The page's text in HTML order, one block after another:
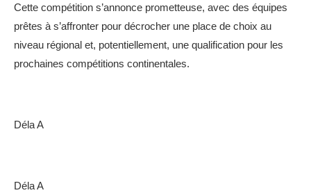
Cette compétition s’annonce prometteuse, avec des équipes
prêtes à s’affronter pour décrocher une place de choix au
niveau régional et, potentiellement, une qualification pour les
prochaines compétitions continentales.
Déla A
Déla A